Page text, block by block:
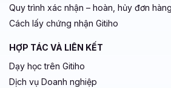
Quy trình xác nhận – hoàn, hủy đơn
Cách lấy chứng nhận Gitiho
HỢP TÁC VÀ LIÊN KẾT
Dạy học trên Gitiho
Dịch vụ Doanh nghiệp